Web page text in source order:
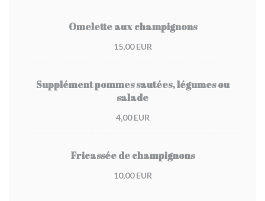
Omelette aux champignons
15,00 EUR
Supplément pommes sautées, légumes ou
salade
4,00 EUR
Fricassée de champignons
10,00 EUR